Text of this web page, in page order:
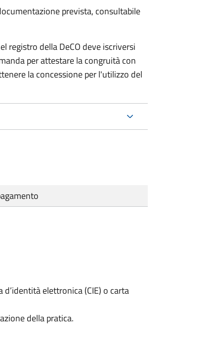
prevista, consultabile
registro della DeCO deve iscriversi
per attestare la congruità con
la concessione per l'utilizzo del
elettronica (CIE) o carta
della pratica.